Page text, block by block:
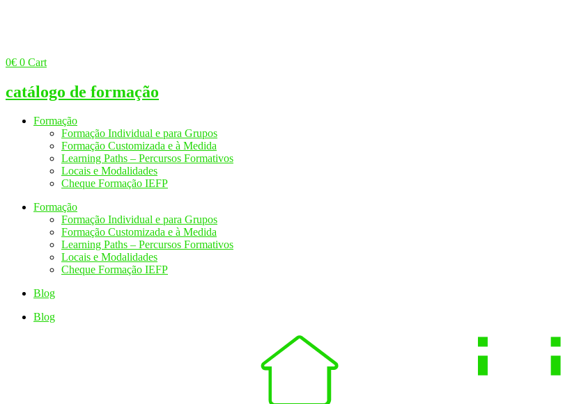
0€ 0 Cart
catálogo de formação
Formação
Formação Individual e para Grupos
Formação Customizada e à Medida
Learning Paths – Percursos Formativos
Locais e Modalidades
Cheque Formação IEFP
Formação
Formação Individual e para Grupos
Formação Customizada e à Medida
Learning Paths – Percursos Formativos
Locais e Modalidades
Cheque Formação IEFP
Blog
Blog